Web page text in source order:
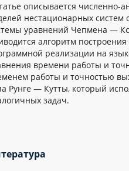
описывается численно-
нестационарных
уравнений Чепмена —
алгоритм
реализации на
времени работы и
работы и точностью
Рунге — Кутты, который
задач.